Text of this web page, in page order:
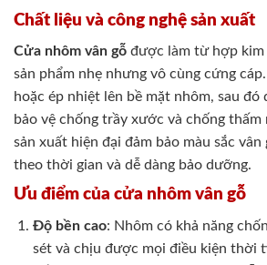
Chất liệu và công nghệ sản xuất
Cửa nhôm vân gỗ được làm từ hợp kim
sản phẩm nhẹ nhưng vô cùng cứng
hoặc ép nhiệt lên bề mặt nhôm, sau
bảo vệ chống trầy xước và chống thấm
sản xuất hiện đại đảm bảo màu sắc
theo thời gian và dễ dàng bảo dưỡng.
Ưu điểm của cửa nhôm vân gỗ
Độ bền cao: Nhôm có khả năng
sét và chịu được mọi điều kiện thời